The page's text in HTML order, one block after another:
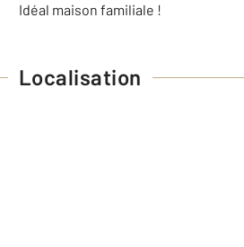
Idéal maison familiale !
Localisation